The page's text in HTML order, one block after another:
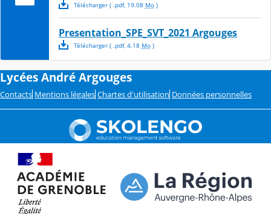
Télécharger( .pdf, 19.08 Mo)
Presentation_SPE_SVT_2021 Argouges
Télécharger( .pdf, 4.18 Mo)
Lycées André Argouges
Contacts Mentions légales Chartes d'utilisation Données personnelles